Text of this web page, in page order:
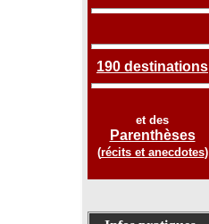
190 destinations
et des
Parenthèses
(récits et anecdotes)